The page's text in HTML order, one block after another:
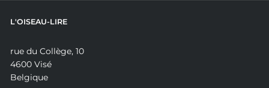
L'OISEAU-LIRE
rue du Collège, 10
4600 Visé
Belgique